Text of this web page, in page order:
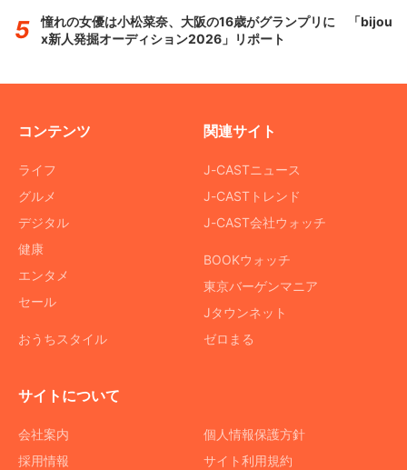
憧れの女優は小松菜奈、大阪の16歳がグランプリに 「bijou
x新人発掘オーディション2026」リポート
コンテンツ
ライフ
グルメ
デジタル
健康
エンタメ
セール
おうちスタイル
関連サイト
J-CASTニュース
J-CASTトレンド
J-CAST会社ウォッチ
BOOKウォッチ
東京バーゲンマニア
Jタウンネット
ゼロまる
サイトについて
会社案内
採用情報
個人情報保護方針
サイト利用規約